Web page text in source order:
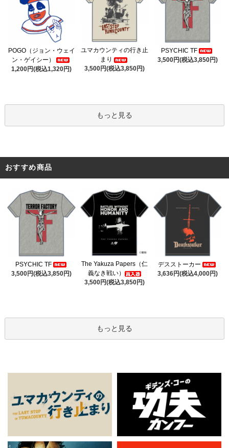
POGO（ジョン・ウェイ
ン・ゲイシー）
1,200円(税込1,320円)
ユマカウンティの行き止
まり
3,500円(税込3,850円)
PSYCHIC TF
3,500円(税込3,850円)
もっと見る
おすすめ商品
PSYCHIC TF
3,500円(税込3,850円)
The Yakuza Papers（仁
義なき戦い）
3,500円(税込3,850円)
デスストーカー
3,636円(税込4,000円)
もっと見る